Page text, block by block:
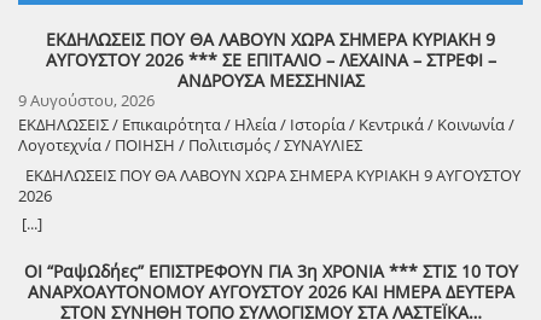
ΕΚΔΗΛΩΣΕΙΣ ΠΟΥ ΘΑ ΛΑΒΟΥΝ ΧΩΡΑ ΣΗΜΕΡΑ ΚΥΡΙΑΚΗ 9
ΑΥΓΟΥΣΤΟΥ 2026 *** ΣΕ ΕΠΙΤΑΛΙΟ – ΛΕΧΑΙΝΑ – ΣΤΡΕΦΙ –
ΑΝΔΡΟΥΣΑ ΜΕΣΣΗΝΙΑΣ
9 Αυγούστου, 2026
ΕΚΔΗΛΩΣΕΙΣ / Επικαιρότητα / Ηλεία / Ιστορία / Κεντρικά / Κοινωνία /
Λογοτεχνία / ΠΟΙΗΣΗ / Πολιτισμός / ΣΥΝΑΥΛΙΕΣ
ΕΚΔΗΛΩΣΕΙΣ ΠΟΥ ΘΑ ΛΑΒΟΥΝ ΧΩΡΑ ΣΗΜΕΡΑ ΚΥΡΙΑΚΗ 9 ΑΥΓΟΥΣΤΟΥ
2026
88888888888888888888888888888888888888888888888888888888888888
88888888888888888888888888888888888888888888888888888888888888
[...]
ΟΙ “ΡαψΩδήες” ΕΠΙΣΤΡΕΦΟΥΝ ΓΙΑ 3η ΧΡΟΝΙΑ *** ΣΤΙΣ 10 ΤΟΥ
ΑΝΑΡΧΟΑΥΤΟΝΟΜΟΥ ΑΥΓΟΥΣΤΟΥ 2026 ΚΑΙ ΗΜΕΡΑ ΔΕΥΤΕΡΑ
ΣΤΟΝ ΣΥΝΗΘΗ ΤΟΠΟ ΣΥΛΛΟΓΙΣΜΟΥ ΣΤΑ ΛΑΣΤΕΪΚΑ…